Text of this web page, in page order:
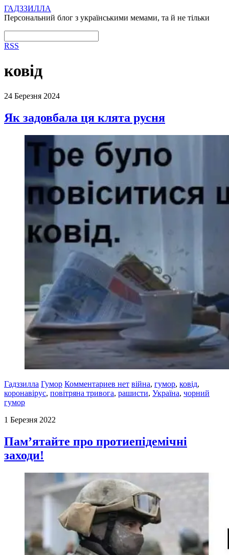
ГАДЗЗИЛЛА
Персональний блог з українськими мемами, та й не тільки
RSS
ковід
24 Березня 2024
Як задовбала ця клята русня
Гадззилла Гумор Комментариев нет війна, гумор, ковід,
коронавірус, повітряна тривога, рашисти, Україна, чорний
гумор
1 Березня 2022
Пам’ятайте про протиепідемічні
заходи!